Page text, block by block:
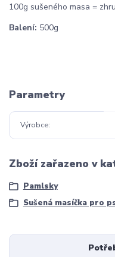
100g sušeného masa =
Balení: 500g
Parametry
Výrobce
Zboží zařazeno v
Pamlsky
Sušená masíčka pro